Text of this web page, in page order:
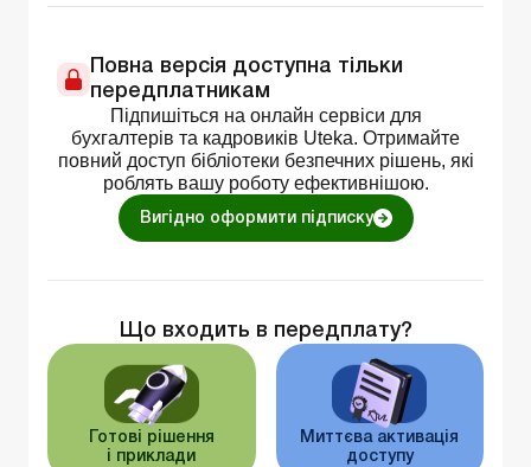
Повна версія доступна тільки
передплатникам
Підпишіться на онлайн сервіси для
бухгалтерів та кадровиків Uteka. Отримайте
повний доступ бібліотеки безпечних рішень, які
роблять вашу роботу ефективнішою.
Вигідно оформити підписку
Що входить в передплату?
Готові рішення
і приклади
Миттєва активація
доступу